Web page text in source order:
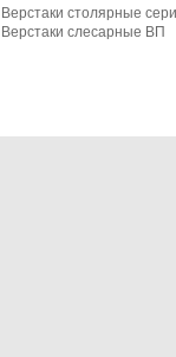
Верстаки столярные
Верстаки слесарные ВП